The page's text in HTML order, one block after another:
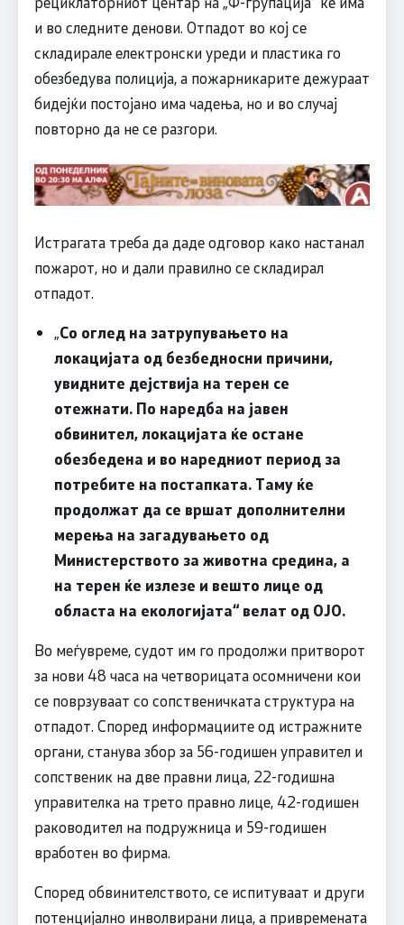
и во следните денови. Отпадот во кој се
складирале електронски уреди и пластика го
обезбедува полиција, а пожарникарите дежураат
бидејќи постојано има чадења, но и во случај
повторно да не се разгори.
Истрагата треба да даде одговор како настанал
пожарот, но и дали правилно се складирал
отпадот.
„Со оглед на затрупувањето на
локацијата од безбедносни причини,
увидните дејствија на терен се
отежнати. По наредба на јавен
обвинител, локацијата ќе остане
обезбедена и во наредниот период за
потребите на постапката. Таму ќе
продолжат да се вршат дополнителни
мерења на загадувањето од
Министерството за животна средина, а
на терен ќе излезе и вешто лице од
областа на екологијата“ велат од ОЈО.
Во меѓувреме, судот им го продолжи притворот
за нови 48 часа на четворицата осомничени кои
се поврзуваат со сопственичката структура на
отпадот. Според информациите од истражните
органи, станува збор за 56-годишен управител и
сопственик на две правни лица, 22-годишна
управителка на трето правно лице, 42-годишен
раководител на подружница и 59-годишен
вработен во фирма.
Според обвинителството, се испитуваат и други
потенцијално инволвирани лица, а привремената